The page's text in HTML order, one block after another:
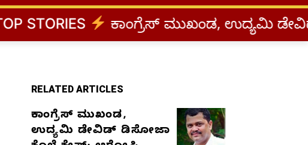
ಕಾಂಗ್ರೆಸ್‌ ಮುಖಂಡ, ಉದ್ಯಮಿ ಡೇವಿಡ್‌ ಡಿಸೋಜಾ
RELATED ARTICLES
ಕಾಂಗ್ರೆಸ್‌ ಮುಖಂಡ,
ಉದ್ಯಮಿ ಡೇವಿಡ್‌ ಡಿಸೋಜಾ